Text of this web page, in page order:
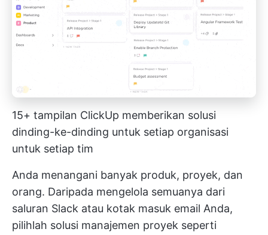
15+ tampilan ClickUp memberikan solusi
dinding-ke-dinding untuk setiap organisasi
untuk setiap tim
Anda menangani banyak produk, proyek, dan
orang. Daripada mengelola semuanya dari
saluran Slack atau kotak masuk email Anda,
pilihlah solusi manajemen proyek seperti